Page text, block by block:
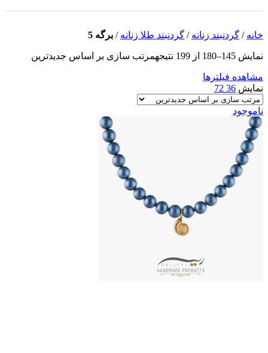
خانه / گردنبند زنانه / گردنبند طلا زنانه / برگه 5
نمایش 145–180 از 199 نتیجه مرتب سازی بر اساس جدیدترین
مشاهده فیلترها
نمایش 36
72
ناموجود